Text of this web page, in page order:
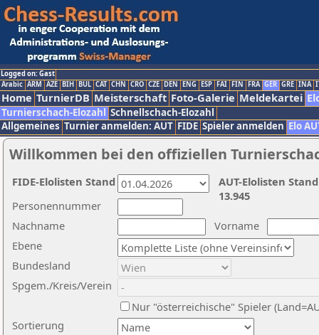
Logged on: Gast
Arabic ARM AZE BIH BUL CAT CHN CRO CZE DEN ENG ESP FAI FIN FRA GER GRE INA
Home TurnierDB Meisterschaft Foto-Galerie Meldekartei
Turnierschach-Elozahl Schnellschach-Elozahl
Allgemeines Turnier anmelden: AUT FIDE Spieler anmelden Elo
Willkommen bei den offiziellen
Nachname
Vorname
Ebene
Sortierung
Personennummer
Bundesland
Spgem./Kreis/Verein
Nur "österreichische" Spieler
AUT-Elolisten
13.945
FIDE-Elolisten Stand